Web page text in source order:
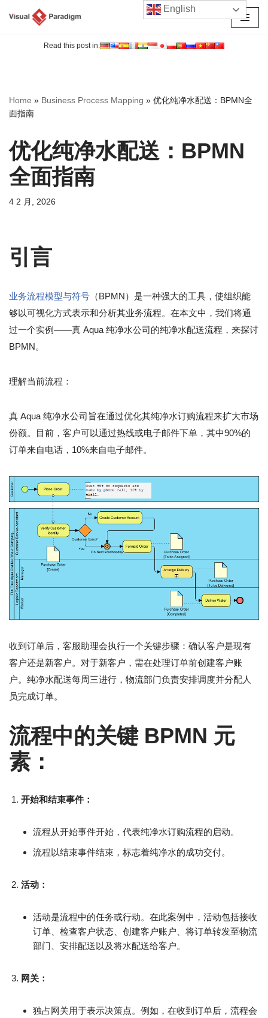
Read this post in:
Home » Business Process Mapping » 优化纯净水配送：BPMN全
面指南
优化纯净水配送：BPMN
全面指南
4 2 月, 2026
引言
业务流程模型与符号 （BPMN）是一种强大的工具，使组织能
够以可视化方式表示和分析其业务流程。在本文中，我们将通
过一个实例——真 Aqua 纯净水公司的纯净水配送流程，来探讨
BPMN。
理解当前流程：
真 Aqua 纯净水公司旨在通过优化其纯净水订购流程来扩大市场
份额。目前，客户可以通过热线或电子邮件下单，其中90%的
订单来自电话，10%来自电子邮件。
收到订单后，客服助理会执行一个关键步骤：确认客户是现有
客户还是新客户。对于新客户，需在处理订单前创建客户账
户。纯净水配送每周三进行，物流部门负责安排调度并分配人
员完成订单。
流程中的关键 BPMN 元
素：
开始和结束事件：
流程从开始事件开始，代表纯净水订购流程的启动。
流程以结束事件结束，标志着纯净水的成功交付。
活动：
活动是流程中的任务或行动。在此案例中，活动包括接收
订单、检查客户状态、创建客户账户、将订单转发至物流
部门、安排配送以及将水配送给客户。
网关：
独占网关用于表示决策点。例如，在收到订单后，流程会
English